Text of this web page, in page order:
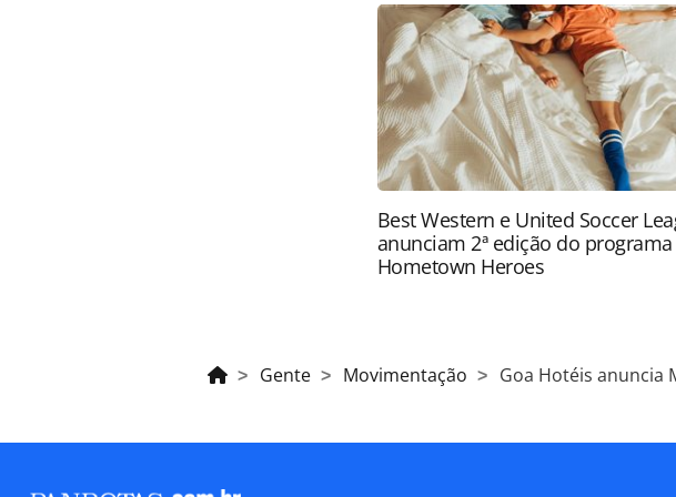
oferecidas na página. Todo o conteúdo produzido pela
pela legislação brasileira sobre direito autoral. Não
autorização da PANROTAS Editora
Best Western e United Soccer
anunciam 2ª edição do programa
Hometown Heroes
Gente Movimentação Goa Hotéis anuncia